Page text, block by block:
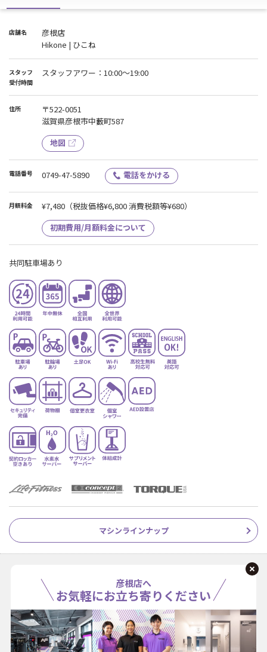
店舗名
彦根店
Hikone | ひこね
スタッフ
受付時間
スタッフアワー：10:00〜19:00
住所
〒522-0051
滋賀県彦根市中藪町587
地図
電話番号 0749-47-5890 電話をかける
月額料金 ¥7,480 （税抜価格¥6,800 消費税額等¥680）
初期費用/月額料金について
共同駐車場あり
マシンラインナップ
彦根店へ
お気軽にお立ち寄りください